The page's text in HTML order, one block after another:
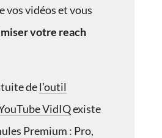
vos vidéos et vous
votre reach
del’outil
VidIQexiste
Premium : Pro,